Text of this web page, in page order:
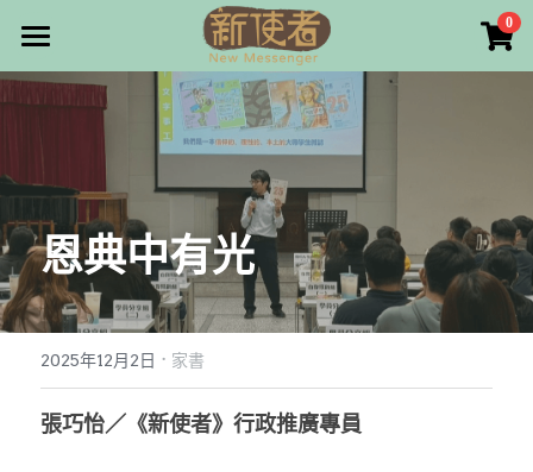
0
最新消息
關於我們
雜誌目錄
雜誌專欄
最新文章
編者的話
本期主題
畫話人生
寫寫畫畫
漫畫
訂購/奉獻/廣告刊登
好站連結
恩典中有光
2025年12月2日 · 家書
張巧怡／《新使者》行政推廣專員
×
商品分類
所有商品分類